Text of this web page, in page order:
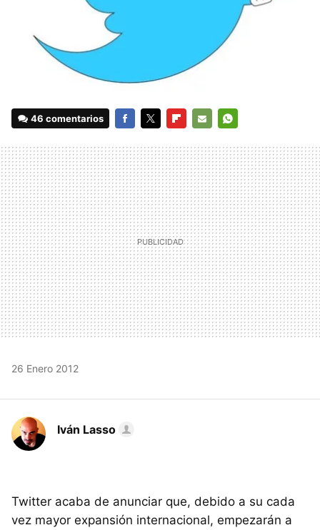
46 comentarios
MAIL
26 Enero 2012
Iván Lasso
Twitter acaba de anunciar que, debido a su cada
vez mayor expansión internacional, empezarán a